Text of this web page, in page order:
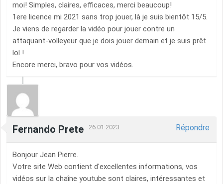
moi! Simples, claires, efficaces, merci beaucoup!
1ere licence mi 2021 sans trop jouer, là je suis bientôt 15/5.
Je viens de regarder la vidéo pour jouer contre un
attaquant-volleyeur que je dois jouer demain et je suis prêt
lol !
Encore merci, bravo pour vos vidéos.
Fernando Prete 26.01.2023 Répondre
Bonjour Jean Pierre.
Votre site Web contient d'excellentes informations, vos
vidéos sur la chaîne youtube sont claires, intéressantes et